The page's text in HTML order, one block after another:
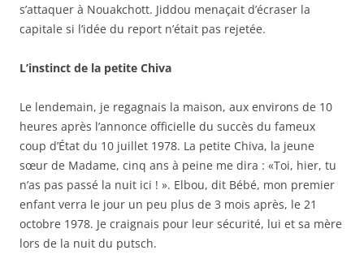
s’attaquer à Nouakchott. Jiddou menaçait d’écraser la
capitale si l’idée du report n’était pas rejetée.
L’instinct de la petite Chiva
Le lendemain, je regagnais la maison, aux environs de 10
heures après l’annonce officielle du succès du fameux
coup d’État du 10 juillet 1978. La petite Chiva, la jeune
sœur de Madame, cinq ans à peine me dira : «Toi, hier, tu
n’as pas passé la nuit ici ! ». Elbou, dit Bébé, mon premier
enfant verra le jour un peu plus de 3 mois après, le 21
octobre 1978. Je craignais pour leur sécurité, lui et sa mère
lors de la nuit du putsch.